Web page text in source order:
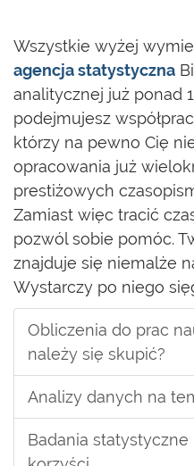
Wszystkie wyżej
agencja statystyczna
analitycznej już ponad
podejmujesz
którzy na pewno Cię
opracowania już
prestiżowych
Zamiast więc tracić
pozwól sobie pomóc.
znajduje się niemalże
Wystarczy po niego
Obliczenia do prac
należy się skupić?
Analizy danych na
Badania